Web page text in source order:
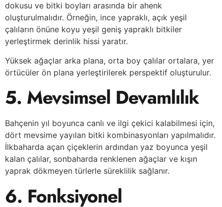
dokusu ve bitki boyları arasında bir ahenk
oluşturulmalıdır. Örneğin, ince yapraklı, açık yeşil
çalıların önüne koyu yeşil geniş yapraklı bitkiler
yerleştirmek derinlik hissi yaratır.
Yüksek ağaçlar arka plana, orta boy çalılar ortalara, yer
örtücüler ön plana yerleştirilerek perspektif oluşturulur.
5. Mevsimsel Devamlılık
Bahçenin yıl boyunca canlı ve ilgi çekici kalabilmesi için,
dört mevsime yayılan bitki kombinasyonları yapılmalıdır.
İlkbaharda açan çiçeklerin ardından yaz boyunca yeşil
kalan çalılar, sonbaharda renklenen ağaçlar ve kışın
yaprak dökmeyen türlerle süreklilik sağlanır.
6. Fonksiyonel